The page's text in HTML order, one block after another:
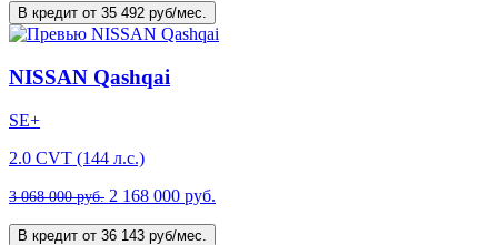
В кредит от 35 492 руб/мес.
NISSAN Qashqai
SE+
2.0 CVT (144 л.с.)
3 068 000 руб. 2 168 000 руб.
В кредит от 36 143 руб/мес.